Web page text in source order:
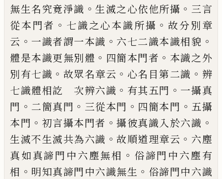
無生名究竟淨識 。生滅之心依他所攝 。 三言
從本門者 。 七識之心本識所攝 。故分別章
云 。 一識者謂一本識 。 六七二識本識相貌 。
體是本識更無別體 。 四簡本門者 。 本識之外
別有七識 。 故眾名章云 。 心名目第二識 。 辨
七識體相訖 次辨六識 。 有其五門 。 一攝真
門 。 二簡真門 。 三從本門 。 四簡本門 。 五攝
本門 。 初言攝本門者 。攝彼真識入於六識 。
生滅不生滅共為六識 。故順道理章云 。 六塵
真如真諦門中六塵無相 。 俗諦門中六塵有
相 。 明知真諦門中六識無生 。 俗諦門中六識